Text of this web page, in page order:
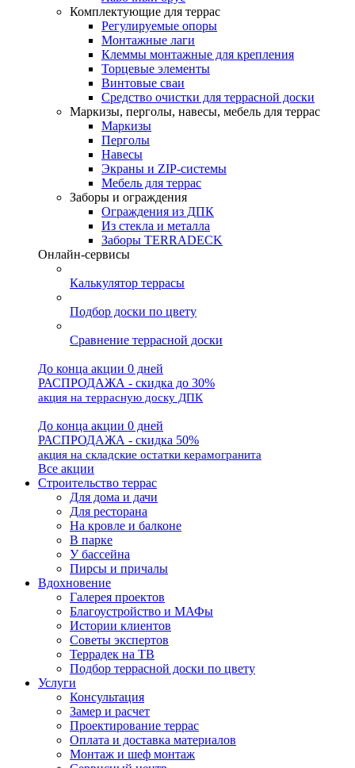
Комплектующие для террас
Регулируемые опоры
Монтажные лаги
Клеммы монтажные для крепления
Торцевые элементы
Винтовые сваи
Средство очистки для террасной доски
Маркизы, перголы, навесы, мебель для террас
Маркизы
Перголы
Навесы
Экраны и ZIP-системы
Мебель для террас
Заборы и ограждения
Ограждения из ДПК
Из стекла и металла
Заборы TERRADECK
Онлайн-сервисы
Калькулятор террасы
Подбор доски по цвету
Сравнение террасной доски
До конца акции 0 дней
РАСПРОДАЖА - скидка до 30%
акция на террасную доску ДПК
До конца акции 0 дней
РАСПРОДАЖА - скидка 50%
акция на складские остатки керамогранита
Все акции
Строительство террас
Для дома и дачи
Для ресторана
На кровле и балконе
В парке
У бассейна
Пирсы и причалы
Вдохновение
Галерея проектов
Благоустройство и МАФы
Истории клиентов
Советы экспертов
Террадек на ТВ
Подбор террасной доски по цвету
Услуги
Консультация
Замер и расчет
Проектирование террас
Оплата и доставка материалов
Монтаж и шеф монтаж